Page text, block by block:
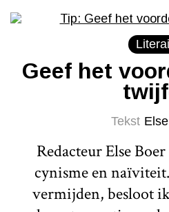
Geef het
Tekst
Redacteur Else
cynisme en
vermijden, besloot